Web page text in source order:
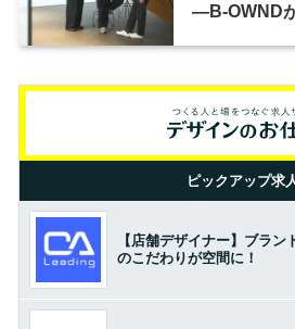
―B-OWND
ピックアップ求
【店舗デザイナー】ブラ
のこだわりが空間に！